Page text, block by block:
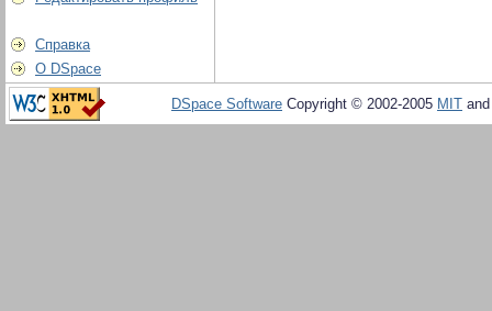
Справка
О DSpace
DSpace Software Copyright © 2002-2005 MIT